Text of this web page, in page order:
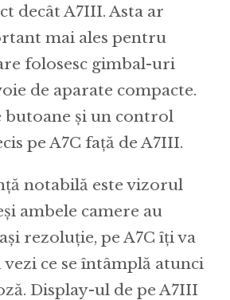
decât A7III. Asta ar
mai ales pentru
folosesc gimbal-uri
de aparate compacte.
butoane și un control
pe A7C față de A7III.
notabilă este vizorul
ambele camere au
rezoluție, pe A7C îți va
vezi ce se întâmplă atunci
Display-ul de pe A7III